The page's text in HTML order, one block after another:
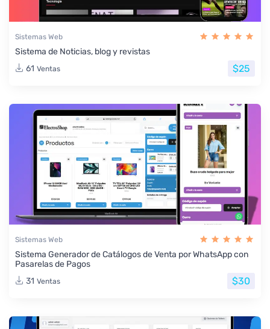
Sistemas Web
Sistema de Noticias, blog y revistas
61 Ventas $25
Sistemas Web
Sistema Generador de Catálogos de Venta por WhatsApp con
Pasarelas de Pagos
31 Ventas $30